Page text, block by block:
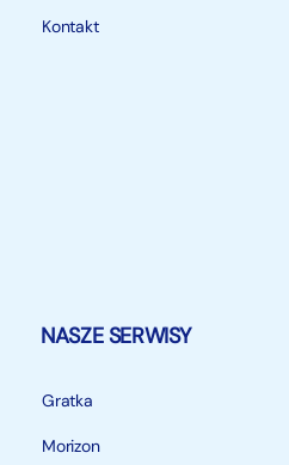
Kontakt
NASZE SERWISY
Gratka
Morizon